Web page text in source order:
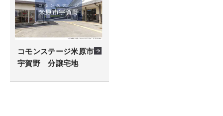
コモンステージ米原市
宇賀野 分譲宅地